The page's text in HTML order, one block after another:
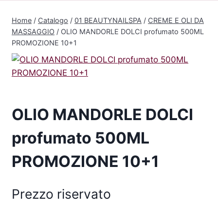
Home / Catalogo / 01 BEAUTYNAILSPA / CREME E OLI DA
MASSAGGIO / OLIO MANDORLE DOLCI profumato 500ML
PROMOZIONE 10+1
OLIO MANDORLE DOLCI
profumato 500ML
PROMOZIONE 10+1
Prezzo riservato